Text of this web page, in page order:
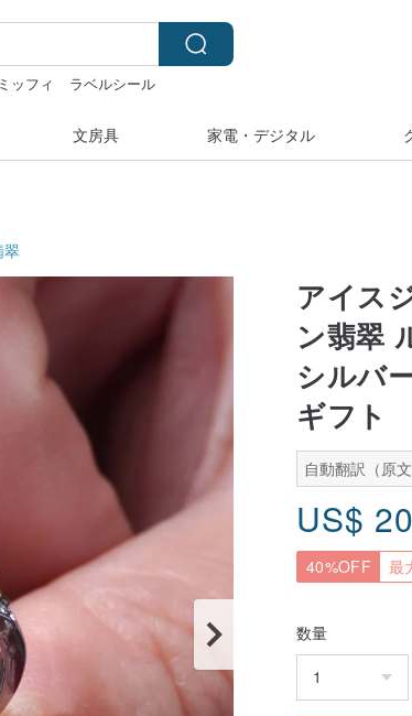
ミッフィ
ラベルシール
文房具 家電・デジタル
翠
アイス
ン翡翠
シルバ
ギフト
自動翻訳（原
US$
40%OFF 最
数量